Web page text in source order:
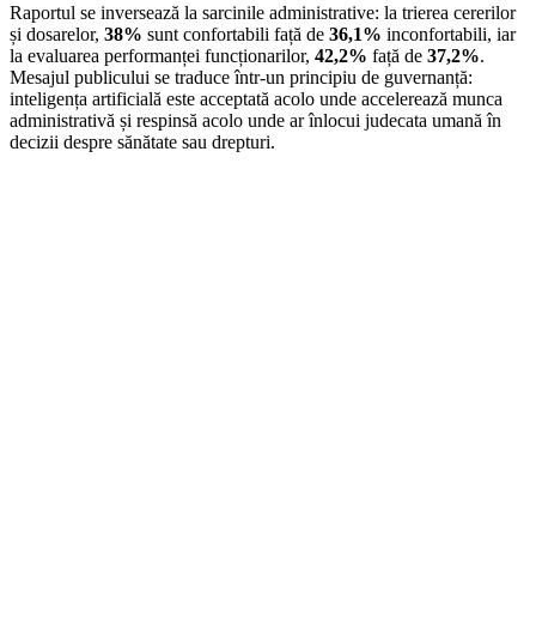
Raportul se inversează la sarcinile administrative: la trierea cererilor
și dosarelor, 38% sunt confortabili față de 36,1% inconfortabili, iar
la evaluarea performanței funcționarilor, 42,2% față de 37,2%.
Mesajul publicului se traduce într-un principiu de guvernanță:
inteligența artificială este acceptată acolo unde accelerează munca
administrativă și respinsă acolo unde ar înlocui judecata umană în
decizii despre sănătate sau drepturi.